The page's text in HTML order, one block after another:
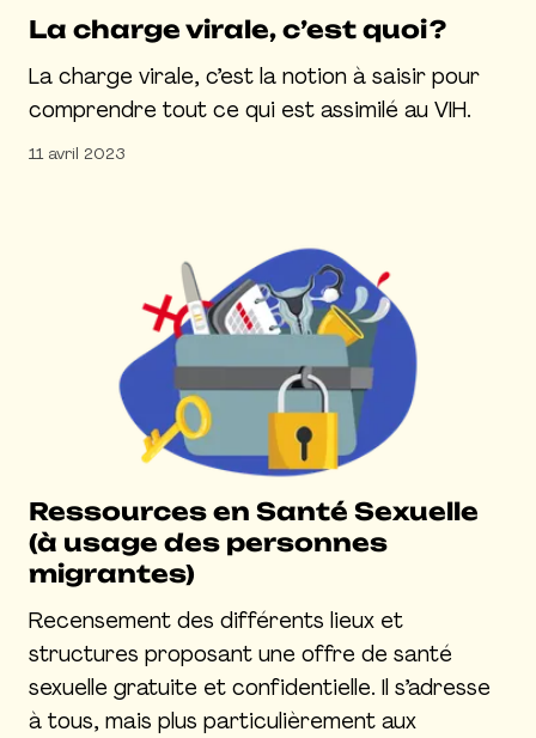
La charge virale, c’est quoi ?
La charge virale, c’est la notion à saisir pour
comprendre tout ce qui est assimilé au VIH.
11 avril 2023
Ressources en Santé Sexuelle
(à usage des personnes
migrantes)
Recensement des différents lieux et
structures proposant une offre de santé
sexuelle gratuite et confidentielle. Il s’adresse
à tous, mais plus particulièrement aux